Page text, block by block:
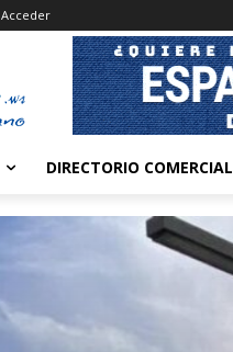
Acceder
DIRECTORIO COMERCIAL